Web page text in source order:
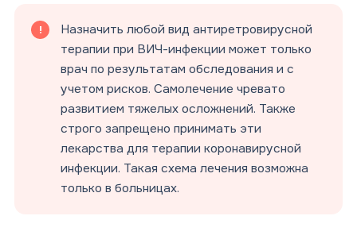
Назначить любой вид антиретровирусной
терапии при ВИЧ-инфекции может только
врач по результатам обследования и с
учетом рисков. Самолечение чревато
развитием тяжелых осложнений. Также
строго запрещено принимать эти
лекарства для терапии коронавирусной
инфекции. Такая схема лечения возможна
только в больницах.